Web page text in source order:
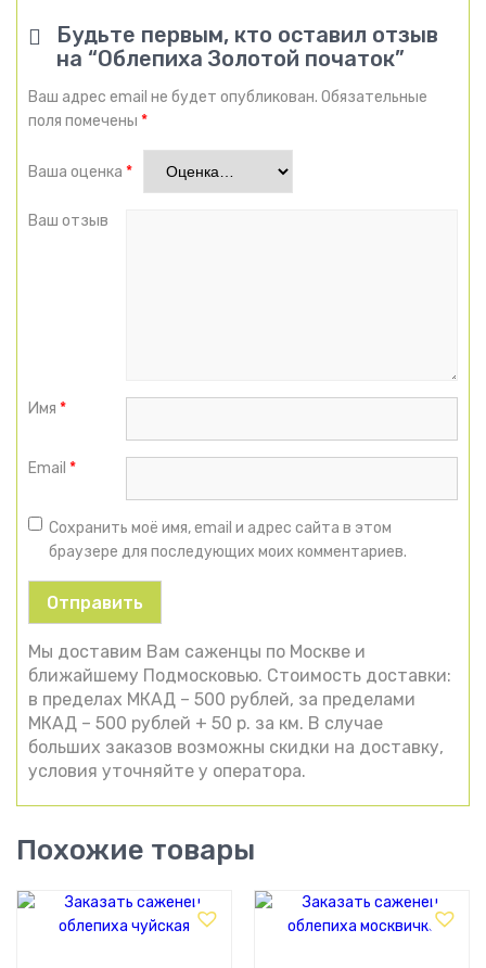
Будьте первым, кто оставил отзыв
на “Облепиха Золотой початок”
Ваш адрес email не будет опубликован. Обязательные
поля помечены *
Ваша оценка *
Ваш отзыв
Имя *
Email *
Сохранить моё имя, email и адрес сайта в этом
браузере для последующих моих комментариев.
Мы доставим Вам саженцы по Москве и
ближайшему Подмосковью. Стоимость доставки:
в пределах МКАД – 500 рублей, за пределами
МКАД – 500 рублей + 50 р. за км. В случае
больших заказов возможны скидки на доставку,
условия уточняйте у оператора.
Похожие товары